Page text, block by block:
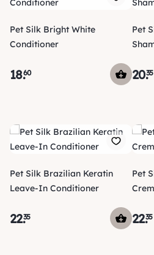
Pet Silk Bright White
Conditioner
18.60
Pet
20.35
Pet Silk Brazilian Keratin
Leave-In Conditioner
22.35
Pet
22.35